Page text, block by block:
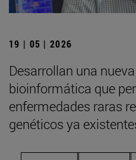
19 | 05 | 2026
Desarrollan una
bioinformática que
enfermedades raras
genéticos ya